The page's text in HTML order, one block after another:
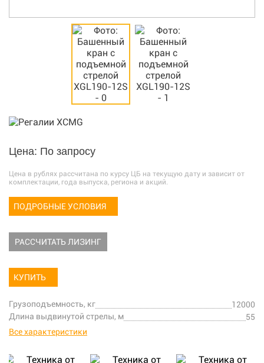
Цена: По запросу
Цена в рублях рассчитана по курсу ЦБ на текущую дату и зависит от
комплектации, года выпуска, региона и акций.
ПОДРОБНЫЕ УСЛОВИЯ
РАССЧИТАТЬ ЛИЗИНГ
КУПИТЬ
Грузоподъемность, кг
12000
Длина выдвинутой стрелы, м
55
Все характеристики